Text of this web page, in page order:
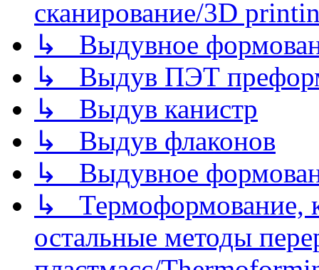
сканирование/3D
↳ Выдувное
↳ Выдув ПЭТ
↳ Выдув канистр
↳ Выдув флаконов
↳ Выдувное
↳ Термоформование,
остальные методы